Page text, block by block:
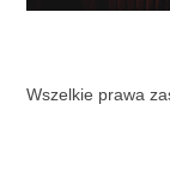
Wszelkie prawa